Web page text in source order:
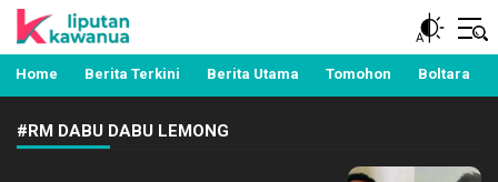
Liputan Kawanua
Berita Manado, Sulawesi Utara, Kawanua, Politik,
Pemerintahan, Hukum Kriminal dan Nasional
Home Berita Terkini Berita Utama Tomohon Boltara
#RM DABU DABU LEMONG